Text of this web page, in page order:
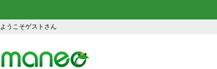
ようこそゲストさん